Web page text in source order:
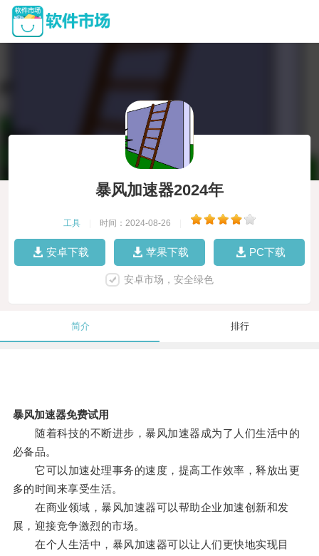
暴风加速器2024年
工具 时间：2024-08-26
安卓下载 苹果下载 PC下载
安卓市场，安全绿色
简介 排行
暴风加速器免费试用
随着科技的不断进步，暴风加速器成为了人们生活中的
必备品。
它可以加速处理事务的速度，提高工作效率，释放出更
多的时间来享受生活。
在商业领域，暴风加速器可以帮助企业加速创新和发
展，迎接竞争激烈的市场。
在个人生活中，暴风加速器可以让人们更快地实现目